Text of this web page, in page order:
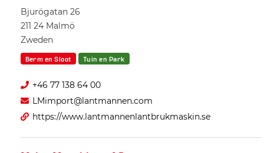
Bjurögatan 26
211 24 Malmö
Zweden
Berm en Sloot Tuin en Park
+46 77 138 64 00
LMimport@lantmannen.com
https://www.lantmannenlantbrukmaskin.se